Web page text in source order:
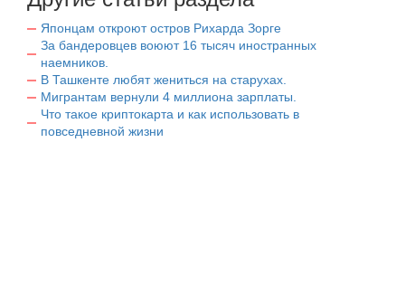
Японцам откроют остров Рихарда Зорге
За бандеровцев воюют 16 тысяч иностранных
наемников.
В Ташкенте любят жениться на старухах.
Мигрантам вернули 4 миллиона зарплаты.
Что такое криптокарта и как использовать в
повседневной жизни